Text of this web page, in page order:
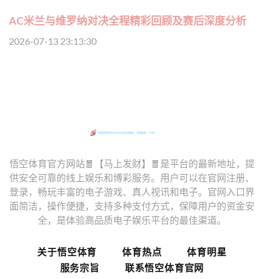
AC米兰与维罗纳对决全程精彩回顾及赛后深度分析
2026-07-13 23:13:30
悟空体育官方网站🧧【马上发财】🧧是平台的最新地址，提
供安全可靠的线上娱乐和博彩服务。用户可以在官网注册、
登录，畅玩丰富的电子游戏、真人视讯和电子。官网入口界
面简洁，操作便捷，支持多种支付方式，保障用户的资金安
全，是体验高品质电子娱乐平台的最佳渠道。
关于悟空体育 体育热点
体育明星
服务宗旨
联系悟空体育官网